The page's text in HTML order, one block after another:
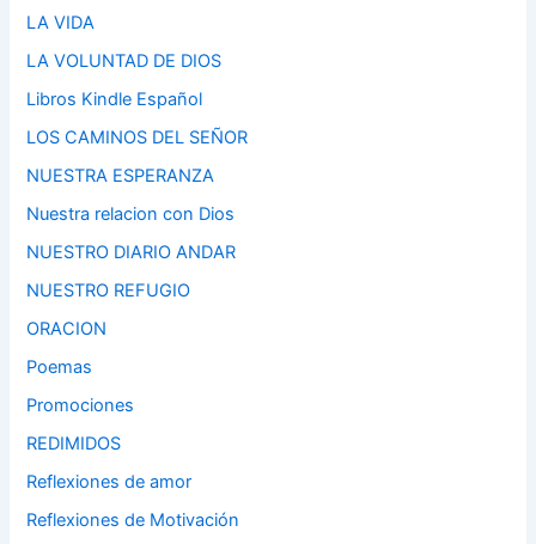
LA VIDA
LA VOLUNTAD DE DIOS
Libros Kindle Español
LOS CAMINOS DEL SEÑOR
NUESTRA ESPERANZA
Nuestra relacion con Dios
NUESTRO DIARIO ANDAR
NUESTRO REFUGIO
ORACION
Poemas
Promociones
REDIMIDOS
Reflexiones de amor
Reflexiones de Motivación